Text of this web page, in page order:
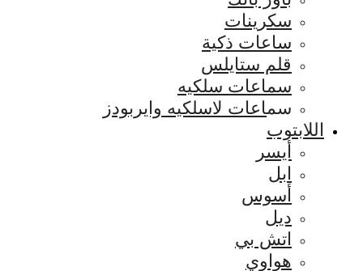
سكرينات
ساعات ذكية
قلم ستايلس
سماعات سلكيه
سماعات لاسلكيه وايربودز
اللابتوب
أيسر
ابل
أسوس
ديل
اتش بي
هواوي